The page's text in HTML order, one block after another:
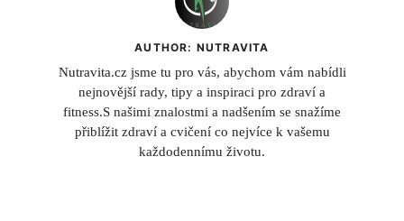
AUTHOR: NUTRAVITA
Nutravita.cz jsme tu pro vás, abychom vám nabídli
nejnovější rady, tipy a inspiraci pro zdraví a
fitness.S našimi znalostmi a nadšením se snažíme
přiblížit zdraví a cvičení co nejvíce k vašemu
každodennímu životu.